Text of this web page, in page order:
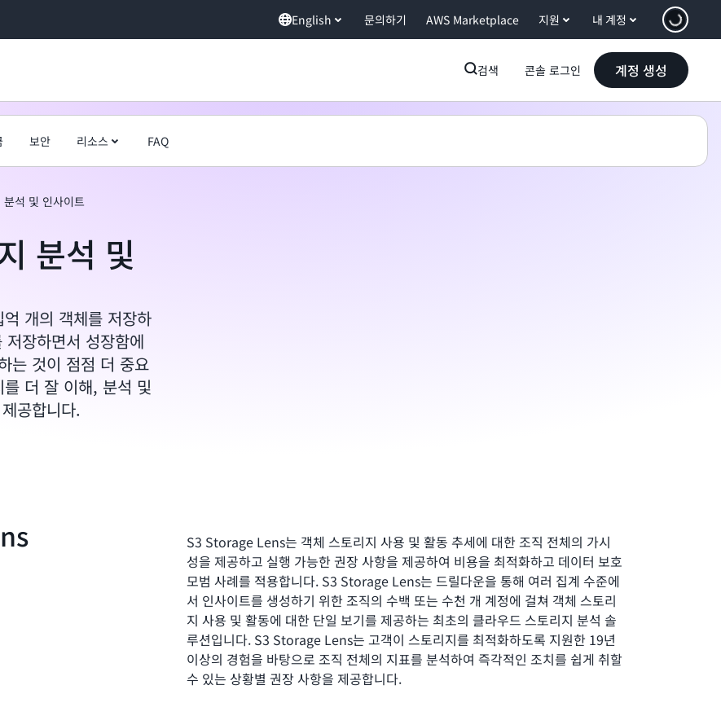
English 문의하기 AWS Marketplace 지원 내 계정
검색 콘솔 로그인 계정 생성
보안 리소스 FAQ
석 및 인사이트
분석 및
개의 객체를 저장하
장하면서 성장함에
는 것이 점점 더 중요
더 잘 이해, 분석 및
공합니다.
S3 Storage Lens는 객체 스토리지 사용 및 활동 추세에 대한 조직 전체의 가시
성을 제공하고 실행 가능한 권장 사항을 제공하여 비용을 최적화하고 데이터 보호
모범 사례를 적용합니다. S3 Storage Lens는 드릴다운을 통해 여러 집계 수준에
서 인사이트를 생성하기 위한 조직의 수백 또는 수천 개 계정에 걸쳐 객체 스토리
지 사용 및 활동에 대한 단일 보기를 제공하는 최초의 클라우드 스토리지 분석 솔
루션입니다. S3 Storage Lens는 고객이 스토리지를 최적화하도록 지원한 19년
이상의 경험을 바탕으로 조직 전체의 지표를 분석하여 즉각적인 조치를 쉽게 취할
수 있는 상황별 권장 사항을 제공합니다.